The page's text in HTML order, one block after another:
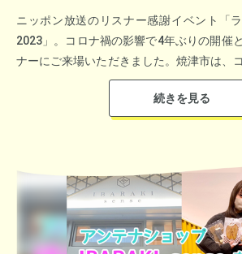
ニッポン放送のリスナー感謝イベント「
2023」。コロナ禍の影響で4年ぶりの開催
ナーにご来場いただきました。焼津市は、
で2017年から19年まで3年連続で出展、今
ります。ブースでは焼津市のふるさと納税
るさと納税の詳細をまとめた冊子の配布（
売）を実施。また、やいづ親善大使の
ース内から番組の中継レポートに登場。焼
せて大々的にアピールしました。